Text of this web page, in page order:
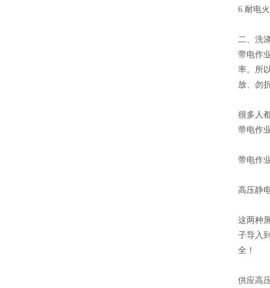
6.耐电
二、洗
带电作
率。所
放、勿
很多人
带电作
带电作
高压静
这两种
子导入
全！
供应高